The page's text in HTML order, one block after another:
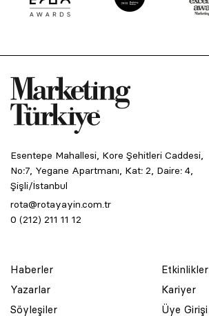
Esentepe Mahallesi, Kore Şehitleri Caddesi,
No:7, Yegane Apartmanı, Kat: 2, Daire: 4,
Şişli/İstanbul
rota@rotayayin.com.tr
0 (212) 211 11 12
Haberler
Yazarlar
Söyleşiler
Etkinlikler
Kariyer
Üye Girişi